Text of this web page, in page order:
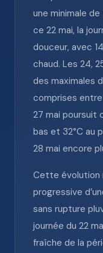
une minimale de
ce 22 mai, la
douceur, avec
chaud. Les 24,
des maximales
comprises entre
27 mai poursuit
bas et 32°C au
28 mai encore
Cette évolution
progressive
sans rupture
journée du 22
fraîche de la